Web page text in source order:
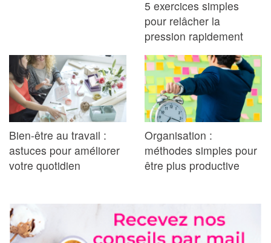
5 exercices simples
pour relâcher la
pression rapidement
Bien-être au travail :
astuces pour améliorer
votre quotidien
Organisation :
méthodes simples pour
être plus productive